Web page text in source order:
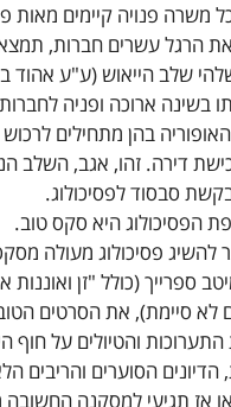
משרה פנויה קיימים מאות
את הרגל עשרים חברות,
שלב הייאוש (ע"ע אהוד
בשינה ארוכה ופניה
בהן מתחילים
דירה. זהו, אגב, השלב
סבסוד לפסיכולוג.
הפסיכולוג היא סקס טוב.
להשיג פסיכולוג מעולה
ספרייך (כולל "זן ואוננות
לא סיימת), את הסרטים
והטיולים על חוף
הדיונים הסוערים והריבים
אז תגיעי למסקנה החשובה